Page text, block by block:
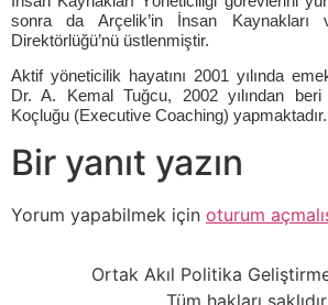
sonra da Arçelik’in İnsan Kaynakları
Direktörlüğü’nü üstlenmiştir.
Aktif yöneticilik hayatını 2001 yılında
Dr. A. Kemal Tuğcu, 2002 yılından
Koçluğu (Executive Coaching) yapmaktadır.
Bir yanıt yazın
Yorum yapabilmek için oturum
Ortak Akıl Politika
Tüm hakları saklıdır